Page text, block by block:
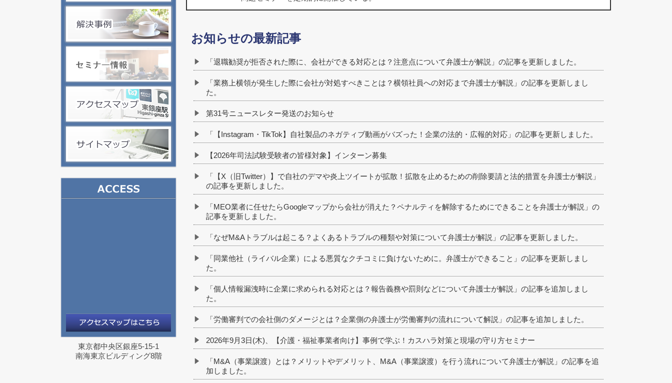
東京都中央区銀座5-15-1
南海東京ビルディング8階
お知らせの最新記事
「退職勧奨が拒否された際に、会社ができる対応とは？注意点について弁護士が解説」の記事を更新しました。
「業務上横領が発生した際に会社が対処すべきことは？横領社員への対応まで弁護士が解説」の記事を更新しまし
た。
第31号ニュースレター発送のお知らせ
「【Instagram・TikTok】自社製品のネガティブ動画がバズった！企業の法的・広報的対応」の記事を更新しました。
【2026年司法試験受験者の皆様対象】インターン募集
「【X（旧Twitter）】で自社のデマや炎上ツイートが拡散！拡散を止めるための削除要請と法的措置を弁護士が解説」
の記事を更新しました。
「MEO業者に任せたらGoogleマップから会社が消えた？ペナルティを解除するためにできることを弁護士が解説」の
記事を更新しました。
「なぜM&Aトラブルは起こる？よくあるトラブルの種類や対策について弁護士が解説」の記事を更新しました。
「同業他社（ライバル企業）による悪質なクチコミに負けないために。弁護士ができること」の記事を更新しまし
た。
「個人情報漏洩時に企業に求められる対応とは？報告義務や罰則などについて弁護士が解説」の記事を追加しまし
た。
「労働審判での会社側のダメージとは？企業側の弁護士が労働審判の流れについて解説」の記事を追加しました。
2026年9月3日(木)、【介護・福祉事業者向け】事例で学ぶ！カスハラ対策と現場の守り方セミナー
「M&A（事業譲渡）とは？メリットやデメリット、M&A（事業譲渡）を行う流れについて弁護士が解説」の記事を追
加しました。